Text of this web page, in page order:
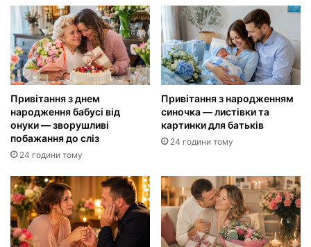
Привітання з днем
народження бабусі від
онуки — зворушливі
побажання до сліз
24 години тому
Привітання з народженням
синочка — листівки та
картинки для батьків
24 години тому